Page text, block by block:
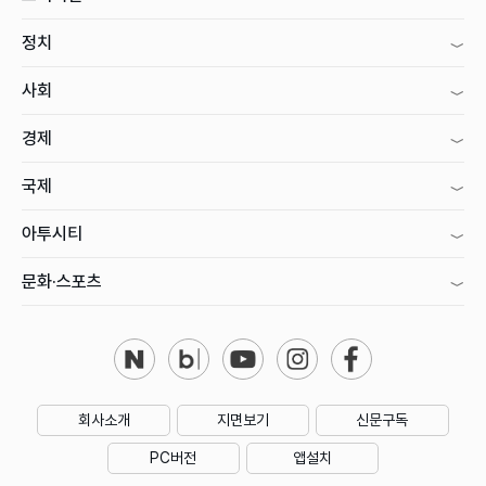
정치
사회
경제
국제
아투시티
문화·스포츠
회사소개 지면보기 신문구독
PC버전 앱설치